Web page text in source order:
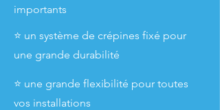
importants
⭐ un système de crépines fixé pour
une grande durabilité
⭐ une grande flexibilité pour toutes
vos installations